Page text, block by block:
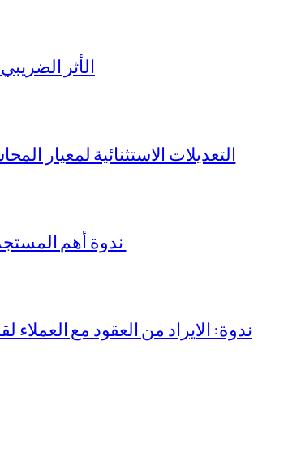
الأثر
التعديلات الاستثنائية لمعيار المحاسبة
ندوة: الايراد من العقود مع العملاء